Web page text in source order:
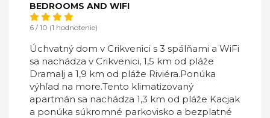
BEDROOMS AND WIFI
6 / 10 (1 hodnotenie)
Úchvatný dom v Crikvenici s 3 spálňami a WiFi
sa nachádza v Crikvenici, 1,5 km od pláže
Dramalj a 1,9 km od pláže Riviéra.Ponúka
výhľad na more.Tento klimatizovaný
apartmán sa nachádza 1,3 km od pláže Kacjak
a ponúka súkromné ​​parkovisko a bezplatné